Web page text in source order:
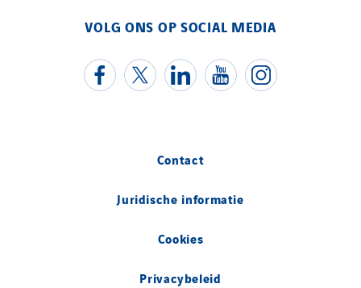
VOLG ONS OP SOCIAL MEDIA
Contact
Juridische informatie
Cookies
Privacybeleid